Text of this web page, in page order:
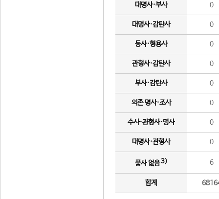
대명사·부사 0
대명사·감탄사 0
동사·형용사 0
관형사·감탄사 0
부사·감탄사 0
의존 명사·조사 0
수사·관형사·명사 0
대명사·관형사 0
품사 없음3) 6
합계